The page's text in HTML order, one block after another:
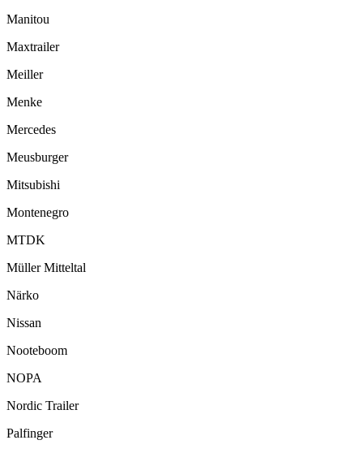
Manitou
Maxtrailer
Meiller
Menke
Mercedes
Meusburger
Mitsubishi
Montenegro
MTDK
Müller Mitteltal
Närko
Nissan
Nooteboom
NOPA
Nordic Trailer
Palfinger